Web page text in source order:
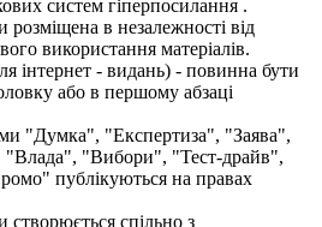
систем гіперпосилання .
в незалежності від
використання матеріалів.
інтернет - видань) - повинна бути
або в першому абзаці
"Думка", "Експертиза", "Заява",
"Влада", "Вибори", "Тест-драйв",
публікуються на правах
створюється спільно з